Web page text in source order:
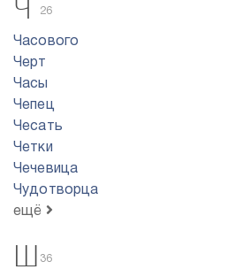
26
Часового
Черт
Часы
Чепец
Чесать
Четки
Чечевица
Чудотворца
ещё
Ш 36